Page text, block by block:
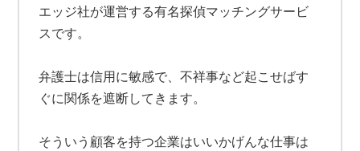
エッジ社が運営する有名探偵マッチングサービ
スです。
弁護士は信用に敏感で、不祥事など起こせばす
ぐに関係を遮断してきます。
そういう顧客を持つ企業はいいかげんな仕事は